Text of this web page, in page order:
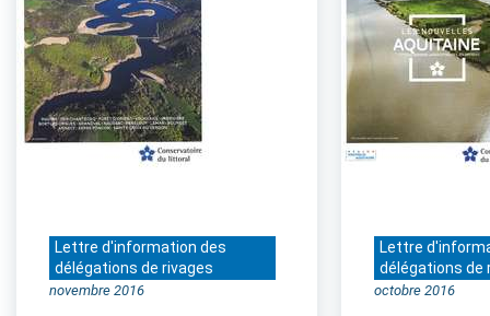
Lettre d'information des
délégations de rivages
novembre 2016
Lettre
délégations de
octobre 2016